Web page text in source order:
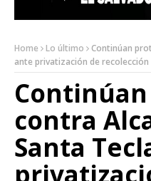
Home Lo último
Continúan
ante privatización de recolección
contra
Santa